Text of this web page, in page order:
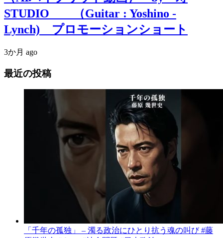
STUDIO （Guitar : Yoshino -
Lynch) プロモーションショート
3か月 ago
最近の投稿
「千年の孤独」 – 濁る政治にひとり抗う魂の叫び #藤